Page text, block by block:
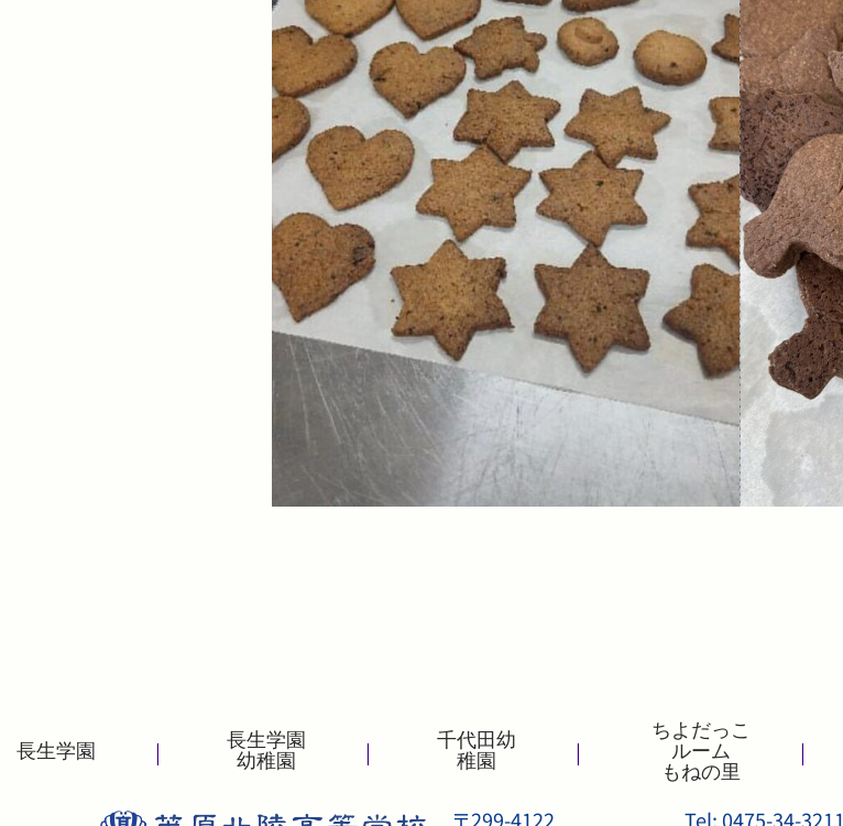
長生学園 |
長生学園
幼稚園
|
千代田幼
稚園
|
ちよだっこ
ルーム
もねの里
|
〒299-4122 Tel: 0475-34-3211